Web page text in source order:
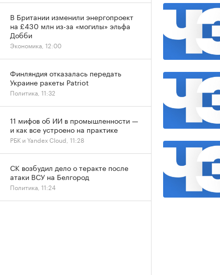
В Британии изменили энергопроект
на £430 млн из-за «могилы» эльфа
Добби
Экономика, 12:00
Финляндия отказалась передать
Украине ракеты Patriot
Политика, 11:32
11 мифов об ИИ в промышленности —
и как все устроено на практике
РБК и Yandex Cloud, 11:28
СК возбудил дело о теракте после
атаки ВСУ на Белгород
Политика, 11:24